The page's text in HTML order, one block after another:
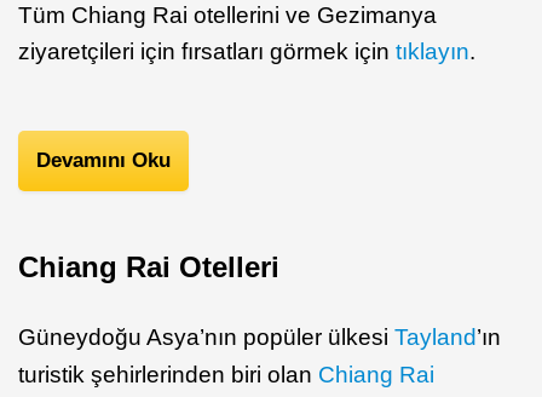
Tüm Chiang Rai otellerini ve Gezimanya
ziyaretçileri için fırsatları görmek için tıklayın.
Devamını Oku
Chiang Rai Otelleri
Güneydoğu Asya’nın popüler ülkesi Tayland’ın
turistik şehirlerinden biri olan Chiang Rai